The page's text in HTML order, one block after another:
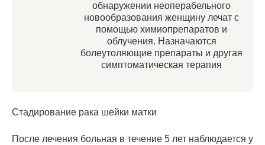
обнаружении неоперабельного
новообразования женщину лечат с
помощью химиопрепаратов и
облучения. Назначаются
болеутоляющие препараты и другая
симптоматическая терапия
Стадирование рака шейки матки
После лечения больная в течение 5 лет наблюдается у